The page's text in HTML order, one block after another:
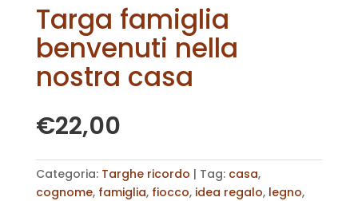
Targa famiglia
benvenuti nella
nostra casa
€22,00
Categoria: Targhe ricordo Tag: casa,
cognome, famiglia, fiocco, idea regalo, legno,